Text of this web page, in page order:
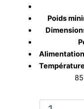
Poids
quantité